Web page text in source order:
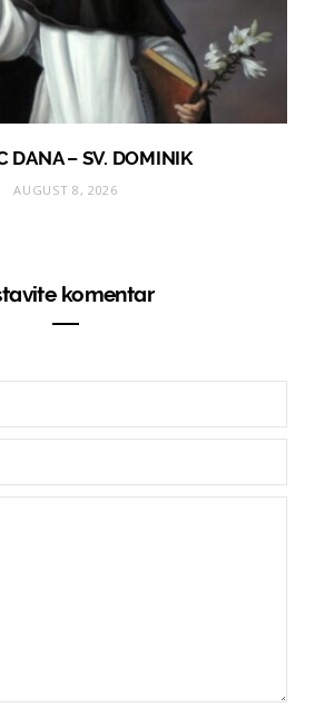
DANA – SV. DOMINIK
AUGUST 8, 2026
komentar